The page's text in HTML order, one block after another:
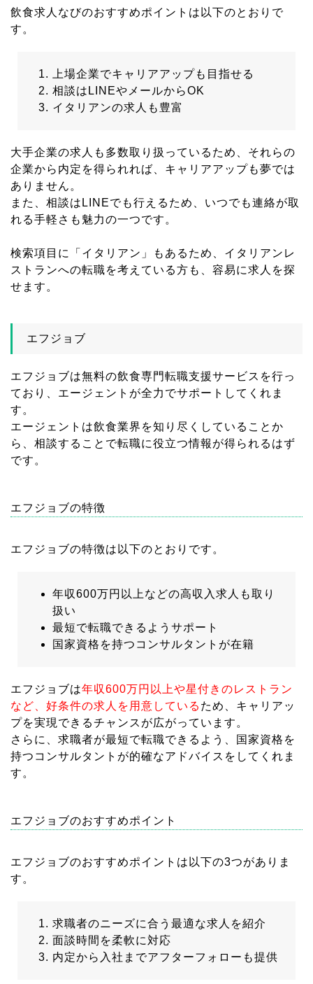
飲食求人なびのおすすめポイントは以下のとおりで
す。
上場企業でキャリアアップも目指せる
相談はLINEやメールからOK
イタリアンの求人も豊富
大手企業の求人も多数取り扱っているため、それらの
企業から内定を得られれば、キャリアアップも夢では
ありません。
また、相談はLINEでも行えるため、いつでも連絡が取
れる手軽さも魅力の一つです。
検索項目に「イタリアン」もあるため、イタリアンレ
ストランへの転職を考えている方も、容易に求人を探
せます。
エフジョブ
エフジョブは無料の飲食専門転職支援サービスを行っ
ており、エージェントが全力でサポートしてくれま
す。
エージェントは飲食業界を知り尽くしていることか
ら、相談することで転職に役立つ情報が得られるはず
です。
エフジョブの特徴
エフジョブの特徴は以下のとおりです。
年収600万円以上などの高収入求人も取り
扱い
最短で転職できるようサポート
国家資格を持つコンサルタントが在籍
エフジョブは年収600万円以上や星付きのレストラン
など、好条件の求人を用意している ため、キャリアッ
プを実現できるチャンスが広がっています。
さらに、求職者が最短で転職できるよう、国家資格を
持つコンサルタントが的確なアドバイスをしてくれま
す。
エフジョブのおすすめポイント
エフジョブのおすすめポイントは以下の3つがありま
す。
求職者のニーズに合う最適な求人を紹介
面談時間を柔軟に対応
内定から入社までアフターフォローも提供